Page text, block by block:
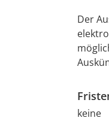
Der
keine